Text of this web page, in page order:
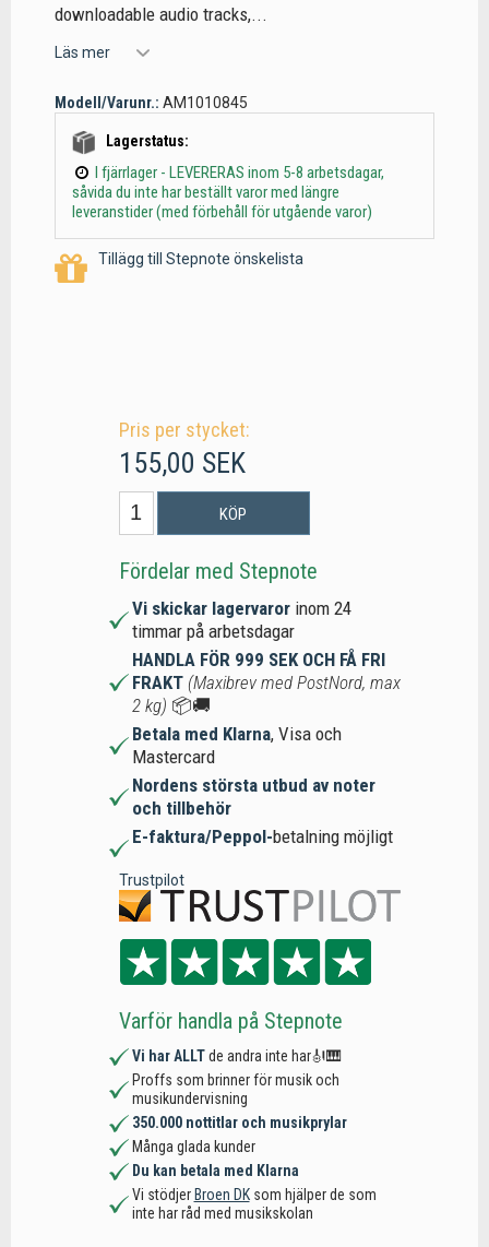
downloadable audio tracks,...
Läs mer
Modell/Varunr.: AM1010845
Lagerstatus:
I fjärrlager - LEVERERAS inom 5-8 arbetsdagar,
såvida du inte har beställt varor med längre
leveranstider (med förbehåll för utgående varor)
Tillägg till Stepnote önskelista
Pris per stycket:
155,00 SEK
KÖP
Fördelar med Stepnote
Vi skickar lagervaror inom 24
timmar på arbetsdagar
HANDLA FÖR 999 SEK OCH FÅ FRI
FRAKT (Maxibrev med PostNord, max
2 kg) 📦🚚
Betala med Klarna, Visa och
Mastercard
Nordens största utbud av noter
och tillbehör
E-faktura/Peppol-betalning möjligt
Trustpilot
Varför handla på Stepnote
Vi har ALLTde andra inte har🎻🎹
Proffs som brinner för musik och
musikundervisning
350.000 nottitlar och musikprylar
Många glada kunder
Du kan betala med Klarna
Vi stödjer Broen DKsom hjälper de som
inte har råd med musikskolan